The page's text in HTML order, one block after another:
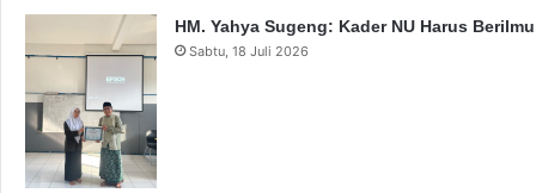
a
HM. Yahya Sugeng: Kader NU Harus
Sabtu, 18 Juli 2026